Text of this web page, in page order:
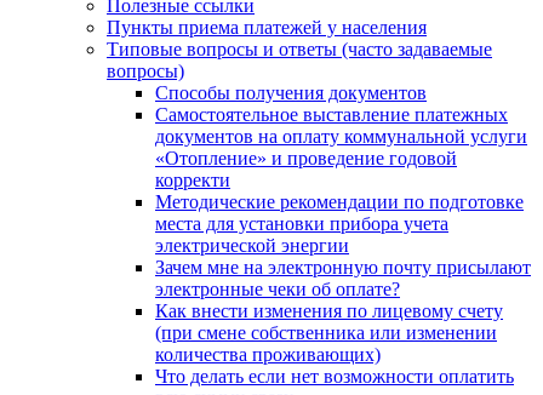
Полезные ссылки
Пункты приема платежей у населения
Типовые вопросы и ответы (часто задаваемые
вопросы)
Способы получения документов
Самостоятельное выставление платежных
документов на оплату коммунальной услуги
«Отопление» и проведение годовой
корректи
Методические рекомендации по подготовке
места для установки прибора учета
электрической энергии
Зачем мне на электронную почту присылают
электронные чеки об оплате?
Как внести изменения по лицевому счету
(при смене собственника или изменении
количества проживающих)
Что делать если нет возможности оплатить